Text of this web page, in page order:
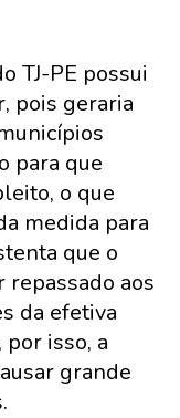
TJ-PE possui
pois geraria
para que
o que
medida para
que o
repassado aos
da efetiva
isso, a
grande